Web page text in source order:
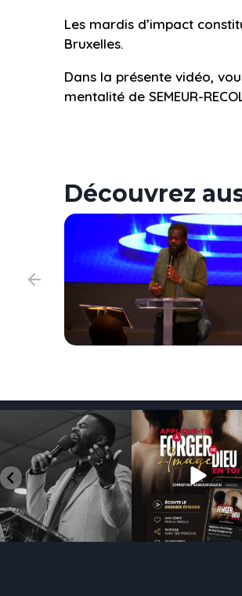
Les mardis d’impact
Bruxelles.
Dans la présente vidéo,
mentalité de SEMEUR-
Découvrez
1 134 0